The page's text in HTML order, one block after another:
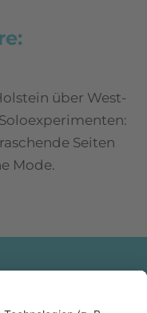
über West-
Seiten
Mode.